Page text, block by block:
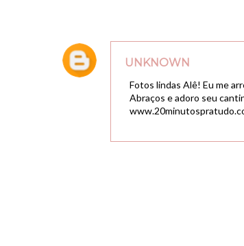
UNKNOWN
Fotos lindas Alê! Eu me
Abraços e adoro seu